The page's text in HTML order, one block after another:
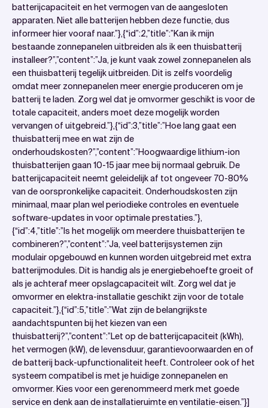
batterijcapaciteit en het vermogen van de aangesloten
apparaten. Niet alle batterijen hebben deze functie, dus
informeer hier vooraf naar.”},{“id”:2,”title”:”Kan ik mijn
bestaande zonnepanelen uitbreiden als ik een thuisbatterij
installeer?”,”content”:”Ja, je kunt vaak zowel zonnepanelen als
een thuisbatterij tegelijk uitbreiden. Dit is zelfs voordelig
omdat meer zonnepanelen meer energie produceren om je
batterij te laden. Zorg wel dat je omvormer geschikt is voor de
totale capaciteit, anders moet deze mogelijk worden
vervangen of uitgebreid.”},{“id”:3,”title”:”Hoe lang gaat een
thuisbatterij mee en wat zijn de
onderhoudskosten?”,”content”:”Hoogwaardige lithium-ion
thuisbatterijen gaan 10-15 jaar mee bij normaal gebruik. De
batterijcapaciteit neemt geleidelijk af tot ongeveer 70-80%
van de oorspronkelijke capaciteit. Onderhoudskosten zijn
minimaal, maar plan wel periodieke controles en eventuele
software-updates in voor optimale prestaties.”},
{“id”:4,”title”:”Is het mogelijk om meerdere thuisbatterijen te
combineren?”,”content”:”Ja, veel batterijsystemen zijn
modulair opgebouwd en kunnen worden uitgebreid met extra
batterijmodules. Dit is handig als je energiebehoefte groeit of
als je achteraf meer opslagcapaciteit wilt. Zorg wel dat je
omvormer en elektra-installatie geschikt zijn voor de totale
capaciteit.”},{“id”:5,”title”:”Wat zijn de belangrijkste
aandachtspunten bij het kiezen van een
thuisbatterij?”,”content”:”Let op de batterijcapaciteit (kWh),
het vermogen (kW), de levensduur, garantievoorwaarden en of
de batterij back-upfunctionaliteit heeft. Controleer ook of het
systeem compatibel is met je huidige zonnepanelen en
omvormer. Kies voor een gerenommeerd merk met goede
service en denk aan de installatieruimte en ventilatie-eisen.”}]